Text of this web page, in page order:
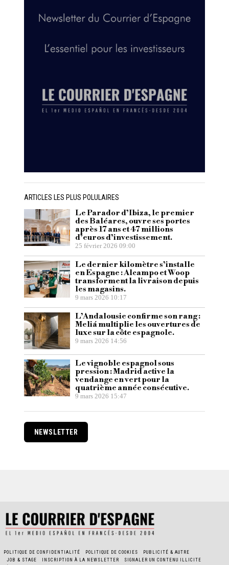
ARTICLES LES PLUS POLULAIRES
Le Parador d’Ibiza, le premier
des Baléares, ouvre ses portes
après 17 ans et 47 millions
d’euros d’investissement.
25 février 2026 09:00
Le dernier kilomètre s’installe
en Espagne : Alcampo et Woop
transforment la livraison depuis
les magasins.
9 mars 2026 10:17
L’Andalousie confirme son rang :
Meliá multiplie les ouvertures de
luxe sur la côte espagnole.
9 mars 2026 14:56
Le vignoble espagnol sous
pression : Madrid active la
vendange en vert pour la
quatrième année consécutive.
9 mars 2026 15:47
NEWSLETTER
POLITIQUE DE CONFIDENTIALITÉ POLITIQUE DE COOKIES
PUBLICITÉ & AUTRE
JOB & STAGE
INSCRIPTION À LA NEWSLETTER
SIGNALER UN CONTENU ILLICITE